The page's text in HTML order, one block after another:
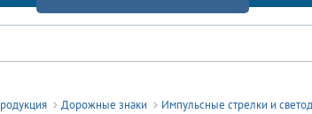
Дорожные знаки Импульсные стрелки и